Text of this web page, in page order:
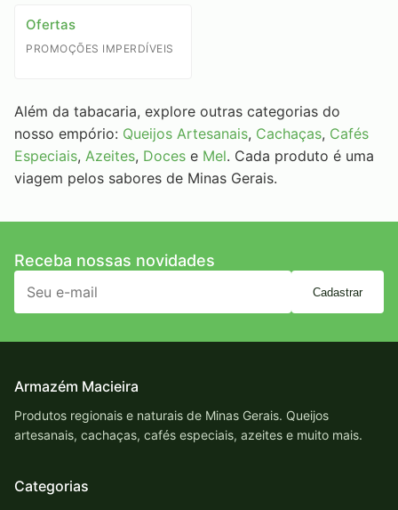
Ofertas
PROMOÇÕES IMPERDÍVEIS
Além da tabacaria, explore outras categorias do
nosso empório: Queijos Artesanais, Cachaças, Cafés
Especiais, Azeites, Doces e Mel. Cada produto é uma
viagem pelos sabores de Minas Gerais.
Receba nossas novidades
Cadastrar
Armazém Macieira
Produtos regionais e naturais de Minas Gerais. Queijos
artesanais, cachaças, cafés especiais, azeites e muito mais.
Categorias